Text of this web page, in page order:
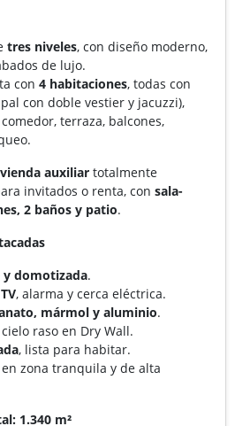
tres niveles, con diseño moderno,
de lujo.
con 4 habitaciones, todas con
con doble vestier y jacuzzi),
comedor, terraza, balcones,
auxiliar totalmente
invitados o renta, con sala-
2 baños y patio.
domotizada.
, alarma y cerca eléctrica.
mármol y aluminio.
raso en Dry Wall.
, lista para habitar.
zona tranquila y de alta
1.340 m²